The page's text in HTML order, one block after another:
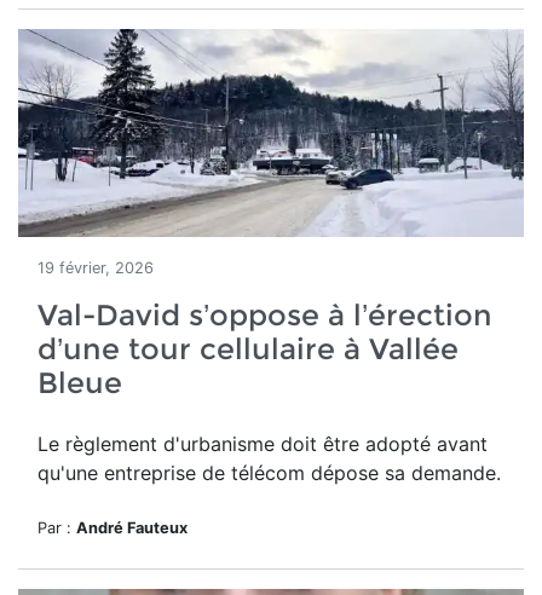
19 février, 2026
Val-David s’oppose à l’érection
d’une tour cellulaire à Vallée
Bleue
Le règlement d'urbanisme doit être adopté avant
qu'une entreprise de télécom dépose sa demande.
Par : André Fauteux